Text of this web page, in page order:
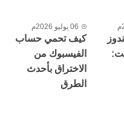
و64 بت:
06 يوليو 2026م
كيف تحمي حساب
الفيسبوك من
الاختراق بأحدث
الطرق